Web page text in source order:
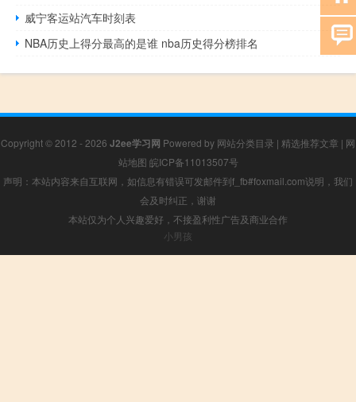
威宁客运站汽车时刻表
NBA历史上得分最高的是谁 nba历史得分榜排名
Copyright © 2012 - 2026 J2ee学习网 Powered by 网站分类目录 | 精选推荐文章 | 网
站地图 皖ICP备11013507号
声明：本站内容来自互联网，如信息有错误可发邮件到f_fb#foxmail.com说明，我们
会及时纠正，谢谢
本站仅为个人兴趣爱好，不接盈利性广告及商业合作
小男孩